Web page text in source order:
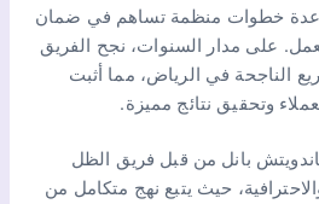
عدة خطوات منظمة تساهم في ضمان
على مدار السنوات، نجح الفريق
الناجحة في الرياض، مما أثبت
وتحقيق نتائج مميزة.
بانل من قبل فريق الظل
حيث يتبع نهج متكامل من